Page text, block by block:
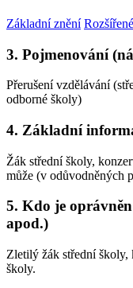
Základní znění
3. Pojmenování
Přerušení vzdělávání
odborné školy)
4. Základní
Žák střední školy,
může (v odůvodněných
5. Kdo je
apod.)
Zletilý žák střední školy,
školy.